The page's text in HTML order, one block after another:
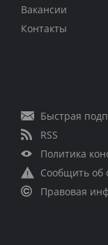
Вакансии
Контакты
Быстрая
RSS
Политика
Сообщить об
Правовая